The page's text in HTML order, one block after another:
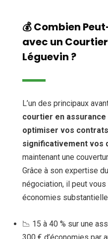
💰 Combien
avec un
Léguevin ?
L’un des principaux
courtier en assurance
optimiser vos contrats
significativement vos
maintenant une
Grâce à son expertise
négociation, il peut
économies
📉 15 à 40 % sur une